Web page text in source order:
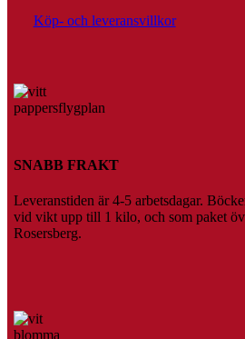
Köp- och leveransvillkor
SNABB FRAKT
Leveranstiden är 4-5 arbetsdagar.
vid vikt upp till 1 kilo, och som paket
Rosersberg.